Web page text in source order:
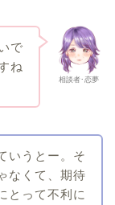
相談者･恋夢
で
ね
いうとー。そ
なくて、期待
とって不利に